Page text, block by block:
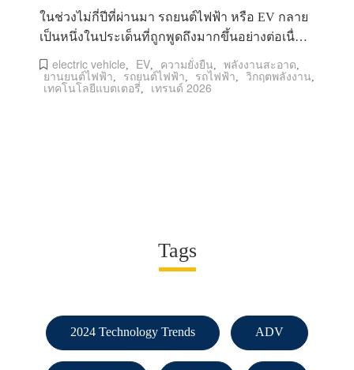
ในช่วงไม่กี่ปีที่ผ่านมา รถยนต์ไฟฟ้า หรือ EV กลาย
เป็นหนึ่งในประเด็นที่ถูกพูดถึงมากขึ้นอย่างต่อเนื่อง
ไม่ใช่เพียงเพราะม
electric vehicle EV ความยั่งยืน พลังงานสะอาด
ยานยนต์ไฟฟ้า รถยนต์ไฟฟ้า รถไฟฟ้า วิกฤตพลังงาน
เทคโนโลยีแบตเตอรี่ เทรนด์ 2026
Tags
2024 Technology Trends ADV